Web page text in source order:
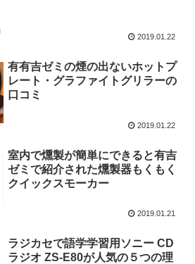
2019.01.22
有有吉ゼミの煙の出ないホットプ
レート・グラファイトグリラーの
口コミ
2019.01.22
室内で燻製が簡単にできると有吉
ゼミで紹介された燻製器もくもく
クイックスモーカー
2019.01.21
ラジカセで語学学習用ソニー CD
ラジオ ZS-E80が人気の５つの理